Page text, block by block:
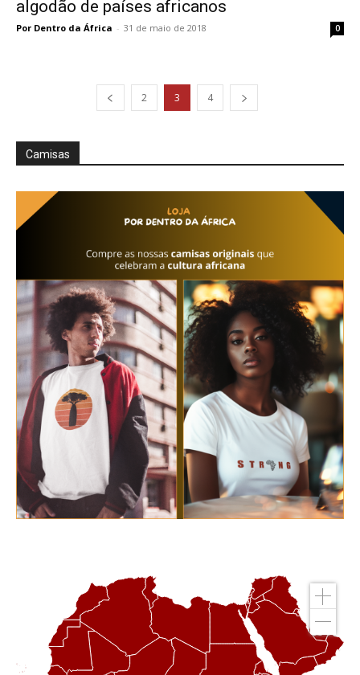
algodão de países africanos
Por Dentro da África - 31 de maio de 2018 0
2 3 4
Camisas